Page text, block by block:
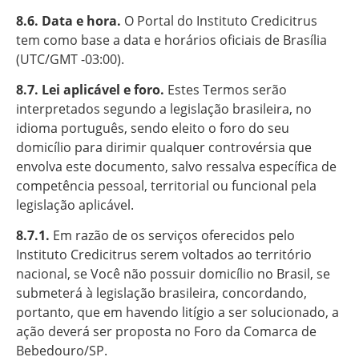
8.6. Data e hora. O Portal do Instituto Credicitrus
tem como base a data e horários oficiais de Brasília
(UTC/GMT -03:00).
8.7. Lei aplicável e foro. Estes Termos serão
interpretados segundo a legislação brasileira, no
idioma português, sendo eleito o foro do seu
domicílio para dirimir qualquer controvérsia que
envolva este documento, salvo ressalva específica de
competência pessoal, territorial ou funcional pela
legislação aplicável.
8.7.1. Em razão de os serviços oferecidos pelo
Instituto Credicitrus serem voltados ao território
nacional, se Você não possuir domicílio no Brasil, se
submeterá à legislação brasileira, concordando,
portanto, que em havendo litígio a ser solucionado, a
ação deverá ser proposta no Foro da Comarca de
Bebedouro/SP.